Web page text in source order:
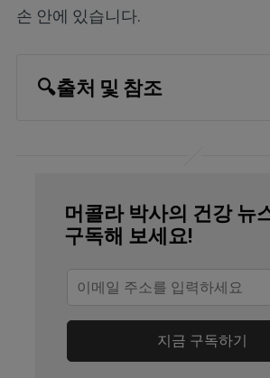
손 안에 있습니다.
🔍출처 및 참조
National Geographic,
Journal of Affective
277
Psychiatry Research, 2022;
머콜라 박사의 건강 뉴
구독해 보세요!
지금 구독하기